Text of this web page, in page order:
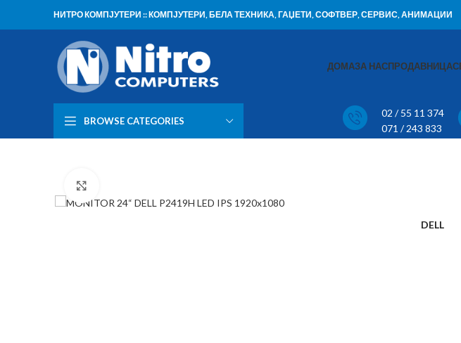
НИТРО КОМПЈУТЕРИ :: КОМПЈУТЕРИ, БЕЛА ТЕХНИКА, ГАЏЕТИ, СОФТВЕР, СЕРВИС, АНИМАЦИИ
ДОМАЗА НАСПРОДАВНИЦА
BROWSE CATEGORIES
02 / 55 11 374
071 / 243 833
DELL